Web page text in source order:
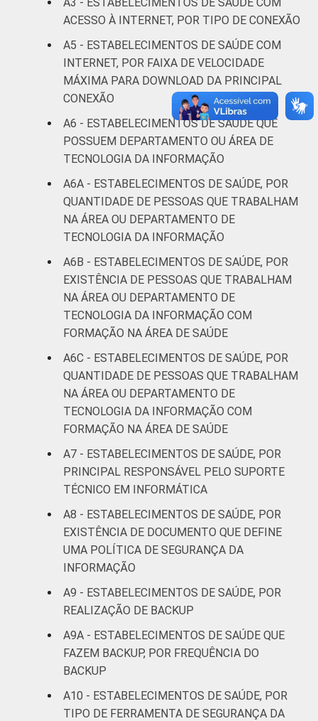
Estudos para o Desenvolvimento da
Sociedade da Informação (Cetic.br),
Pesquisa sobre o uso das Tecnologias de
Informação e Comunicação nos
estabelecimentos de saúde brasileiros - TIC
Saúde 2016.
ACESSO À INTERNET, POR TIPO DE CONEXÃO
A5 - ESTABELECIMENTOS DE SAÚDE COM
INTERNET, POR FAIXA DE VELOCIDADE
MÁXIMA PARA DOWNLOAD DA PRINCIPAL
CONEXÃO
A6 - ESTABELECIMENTOS DE SAÚDE QUE
POSSUEM DEPARTAMENTO OU ÁREA DE
TECNOLOGIA DA INFORMAÇÃO
A6A - ESTABELECIMENTOS DE SAÚDE, POR
QUANTIDADE DE PESSOAS QUE TRABALHAM
NA ÁREA OU DEPARTAMENTO DE
TECNOLOGIA DA INFORMAÇÃO
A6B - ESTABELECIMENTOS DE SAÚDE, POR
EXISTÊNCIA DE PESSOAS QUE TRABALHAM
NA ÁREA OU DEPARTAMENTO DE
TECNOLOGIA DA INFORMAÇÃO COM
FORMAÇÃO NA ÁREA DE SAÚDE
A6C - ESTABELECIMENTOS DE SAÚDE, POR
QUANTIDADE DE PESSOAS QUE TRABALHAM
NA ÁREA OU DEPARTAMENTO DE
TECNOLOGIA DA INFORMAÇÃO COM
FORMAÇÃO NA ÁREA DE SAÚDE
A7 - ESTABELECIMENTOS DE SAÚDE, POR
PRINCIPAL RESPONSÁVEL PELO SUPORTE
TÉCNICO EM INFORMÁTICA
A8 - ESTABELECIMENTOS DE SAÚDE, POR
EXISTÊNCIA DE DOCUMENTO QUE DEFINE
UMA POLÍTICA DE SEGURANÇA DA
INFORMAÇÃO
A9 - ESTABELECIMENTOS DE SAÚDE, POR
REALIZAÇÃO DE BACKUP
A9A - ESTABELECIMENTOS DE SAÚDE QUE
FAZEM BACKUP, POR FREQUÊNCIA DO
BACKUP
A10 - ESTABELECIMENTOS DE SAÚDE, POR
TIPO DE FERRAMENTA DE SEGURANÇA DA